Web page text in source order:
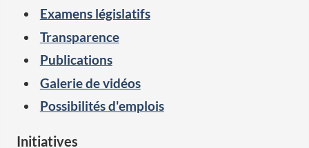
Examens législatifs
Transparence
Publications
Galerie de vidéos
Possibilités d'emplois
Initiatives